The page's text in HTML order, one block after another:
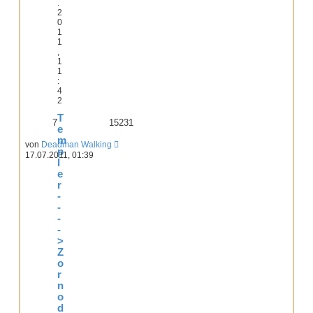
2
0
1
1
1
1
:
4
2
T
e
m
p
e
r
-
-
-
-
>
Z
o
r
n
o
d
7 15231
von Deadman Walking
17.07.2011, 01:39